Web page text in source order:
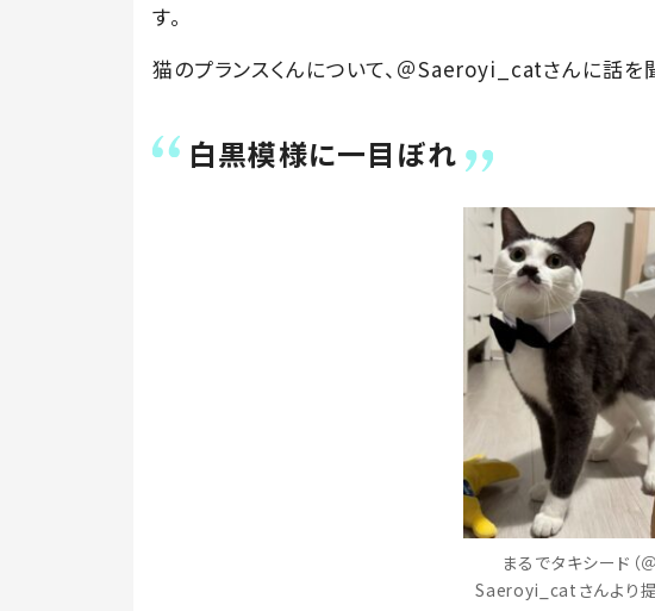
す。
猫のプランスくんについて、＠Saeroyi_catさんに話を
白黒模様に一目ぼれ
まるでタキシード（＠
Saeroyi_catさんより提